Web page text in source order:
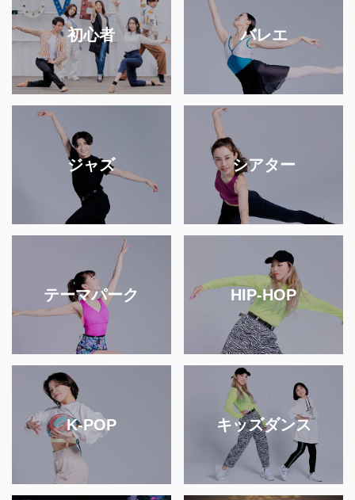
初心者 バレエ
ジャズ シアター
テーマパーク HIP-HOP
K-POP キッズダンス